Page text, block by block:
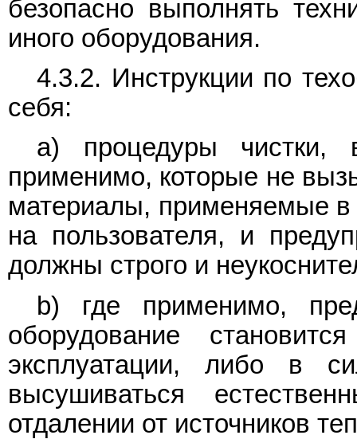
безопасно выполнять
иного оборудования.
4.3.2. Инструкции по
себя:
a) процедуры чистки,
применимо, которые не
материалы, применяемые в
на пользователя, и
должны строго и
b) где применимо,
оборудование
эксплуатации, либо в
высушиваться
отдалении от источников